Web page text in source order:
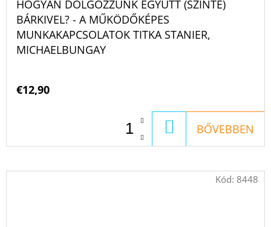
HOGYAN DOLGOZZUNK EGYÜTT (SZINTE)
BÁRKIVEL? - A MŰKÖDŐKÉPES
MUNKAKAPCSOLATOK TITKA STANIER,
MICHAELBUNGAY
€12,90
KOSÁRBA
BŐVEBBEN
Kód: 8448